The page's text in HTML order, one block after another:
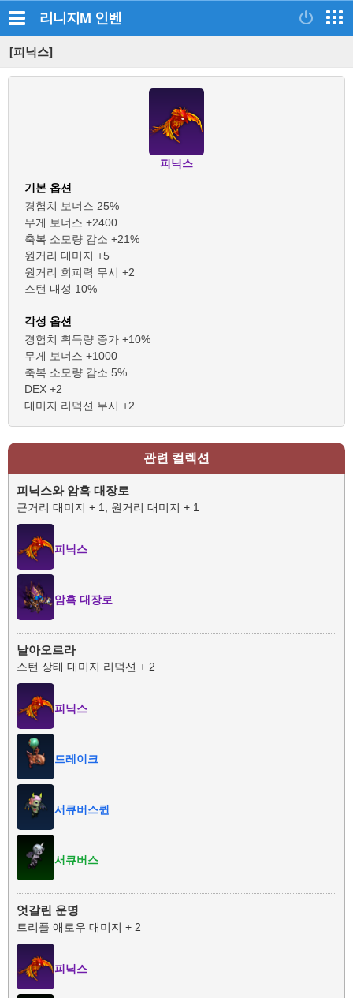
리니지M 인벤
[피닉스]
피닉스
기본 옵션
경험치 보너스 25%
무게 보너스 +2400
축복 소모량 감소 +21%
원거리 대미지 +5
원거리 회피력 무시 +2
스턴 내성 10%
각성 옵션
경험치 획득량 증가 +10%
무게 보너스 +1000
축복 소모량 감소 5%
DEX +2
대미지 리덕션 무시 +2
관련 컬렉션
피닉스와 암흑 대장로
근거리 대미지 + 1, 원거리 대미지 + 1
피닉스
암흑 대장로
날아오르라
스턴 상태 대미지 리덕션 + 2
피닉스
드레이크
서큐버스퀸
서큐버스
엇갈린 운명
트리플 애로우 대미지 + 2
피닉스